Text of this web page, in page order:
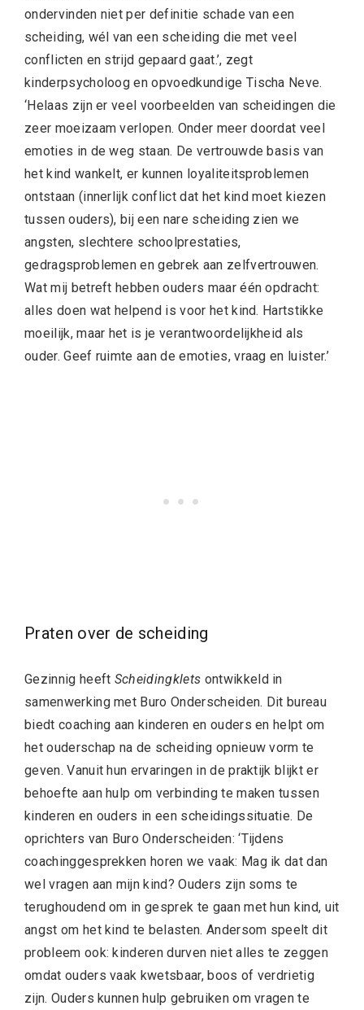
ondervinden niet per definitie schade van een
scheiding, wél van een scheiding die met veel
conflicten en strijd gepaard gaat.’, zegt
kinderpsycholoog en opvoedkundige Tischa Neve.
‘Helaas zijn er veel voorbeelden van scheidingen die
zeer moeizaam verlopen. Onder meer doordat veel
emoties in de weg staan. De vertrouwde basis van
het kind wankelt, er kunnen loyaliteitsproblemen
ontstaan (innerlijk conflict dat het kind moet kiezen
tussen ouders), bij een nare scheiding zien we
angsten, slechtere schoolprestaties,
gedragsproblemen en gebrek aan zelfvertrouwen.
Wat mij betreft hebben ouders maar één opdracht:
alles doen wat helpend is voor het kind. Hartstikke
moeilijk, maar het is je verantwoordelijkheid als
ouder. Geef ruimte aan de emoties, vraag en luister.’
Praten over de scheiding
Gezinnig heeft Scheidingklets ontwikkeld in
samenwerking met Buro Onderscheiden. Dit bureau
biedt coaching aan kinderen en ouders en helpt om
het ouderschap na de scheiding opnieuw vorm te
geven. Vanuit hun ervaringen in de praktijk blijkt er
behoefte aan hulp om verbinding te maken tussen
kinderen en ouders in een scheidingssituatie. De
oprichters van Buro Onderscheiden: ‘Tijdens
coachinggesprekken horen we vaak: Mag ik dat dan
wel vragen aan mijn kind? Ouders zijn soms te
terughoudend om in gesprek te gaan met hun kind, uit
angst om het kind te belasten. Andersom speelt dit
probleem ook: kinderen durven niet alles te zeggen
omdat ouders vaak kwetsbaar, boos of verdrietig
zijn. Ouders kunnen hulp gebruiken om vragen te